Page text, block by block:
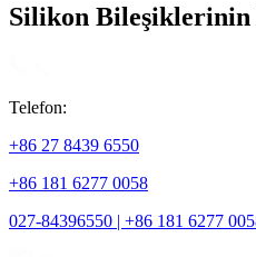
Silikon Bileşiklerinin
Telefon:
+86 27 8439 6550
+86 181 6277 0058
027-84396550 | +86 181 6277